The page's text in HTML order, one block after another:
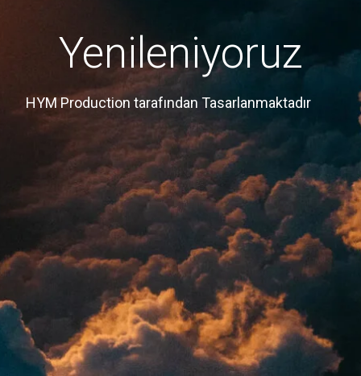
Yenileniyoruz
HYM Production tarafından Tasarlanmaktadır